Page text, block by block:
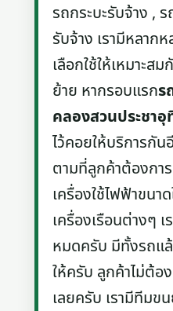
รถกระบะรับจ้าง ,
รับจ้าง เรามีหลาก
เลือกใช้ให้เหมาะส
ย้าย หากรอบแรกร
คลองสวนประชา
ไว้คอยให้บริการกั
ตามที่ลูกค้าต้องกา
เครื่องใช้ไฟฟ้าขน
เครื่องเรือนต่างๆ
หมดครับ มีทั้งรถแ
ให้ครับ ลูกค้าไม่ต้อ
เลยครับ เรามีทีมข